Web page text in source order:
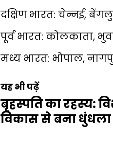
दक्षिण भारत: चेन्नई,
पूर्व भारत: कोलकाता,
मध्य भारत: भोपाल,
यह भी पढ़ें
बृहस्पति का रहस्य:
विकास से बना धुंधला